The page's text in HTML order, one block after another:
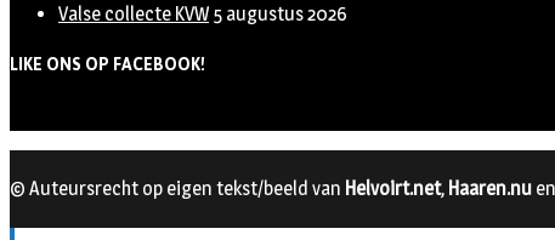
Valse collecte KVW 5 augustus 2026
LIKE ONS OP FACEBOOK!
© Auteursrecht op eigen tekst/beeld van Helvoirt.net, Haaren.nu en